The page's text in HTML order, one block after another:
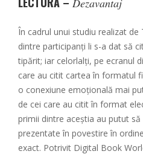
În cadrul unui studiu realizat de
dintre participanţi li s-a dat să
tipărit; iar celorlalţi, pe ecranul
care au citit cartea în formatul
o conexiune emoţională mai
de cei care au citit în format
primii dintre aceştia au putut
prezentate în povestire în
exact. Potrivit Digital Book